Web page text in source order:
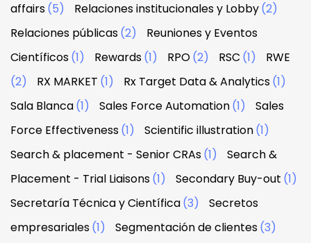
affairs(5) Relaciones institucionales y Lobby(2)
Relaciones públicas(2)
Reuniones y Eventos
Científicos(1) Rewards(1) RPO(2) RSC (1)
RWE
(2)
RX MARKET (1) Rx Target Data & Analytics(1)
Sala Blanca(1) Sales Force Automation(1)
Sales
Force Effectiveness(1) Scientific illustration(1)
Search & placement - Senior CRAs(1)
Search &
Placement - Trial Liaisons(1) Secondary Buy-out (1)
Secretaría Técnica y Científica(3)
Secretos
empresariales(1) Segmentación de clientes(3)